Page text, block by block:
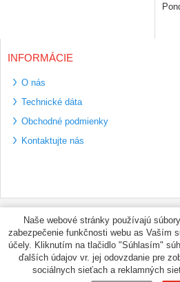
INFORMÁCIE
O nás
Technické dáta
Obchodné podmienky
Kontaktujte nás
Naše webové stránky používajú
zabezpečenie funkčnosti webu as Vaším
účely. Kliknutím na tlačidlo "Súhlasím"
ďalších údajov vr. jej odovzdanie pre
sociálnych sieťach a reklamných